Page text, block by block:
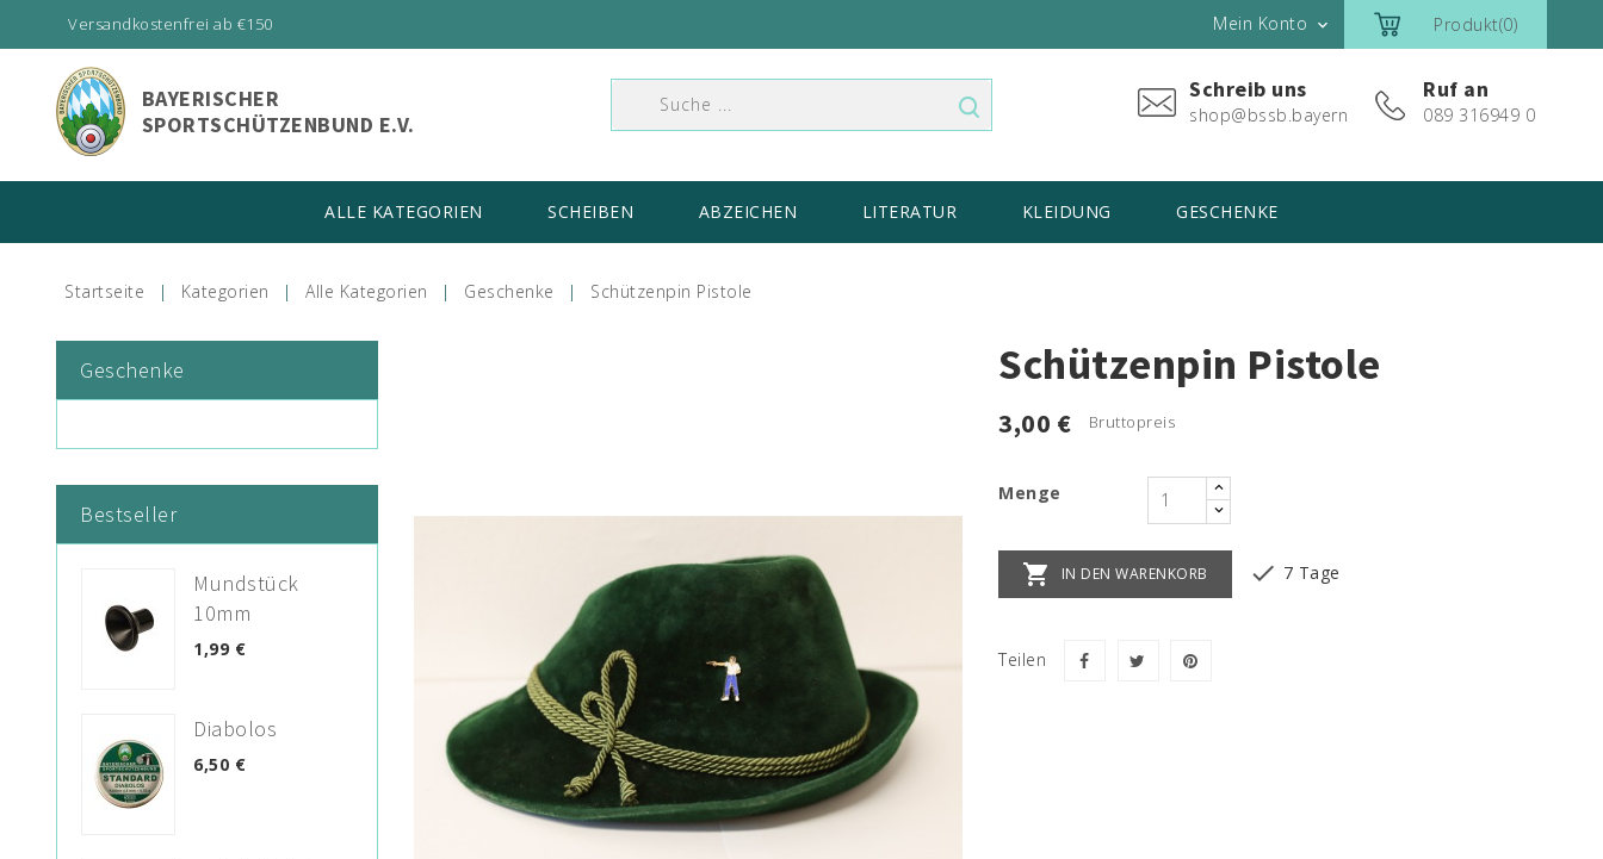
Versandkostenfrei ab €150 Produkt(0)
Mein Konto 
BAYERISCHER
SPORTSCHÜTZENBUND E.V.
Schreib uns
shop@bssb.bayern
Ruf an
089 316949 0
ALLE KATEGORIEN SCHEIBEN ABZEICHEN LITERATUR KLEIDUNG GESCHENKE
Startseite Kategorien Alle Kategorien Geschenke Schützenpin Pistole
Geschenke
Bestseller
Mundstück
10mm
1,99 €
Diabolos
6,50 €
Schützenpin Pistole
3,00 € Bruttopreis
Menge
 IN DEN WARENKORB  7 Tage
Teilen